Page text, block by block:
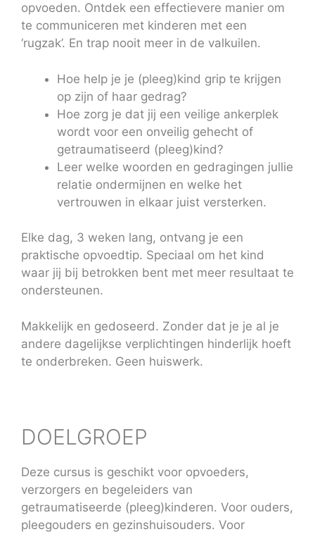
opvoeden. Ontdek een effectievere manier om
te communiceren met kinderen met een
‘rugzak’. En trap nooit meer in de valkuilen.
Hoe help je je (pleeg)kind grip te krijgen
op zijn of haar gedrag?
Hoe zorg je dat jij een veilige ankerplek
wordt voor een onveilig gehecht of
getraumatiseerd (pleeg)kind?
Leer welke woorden en gedragingen jullie
relatie ondermijnen en welke het
vertrouwen in elkaar juist versterken.
Elke dag, 3 weken lang, ontvang je een
praktische opvoedtip. Speciaal om het kind
waar jij bij betrokken bent met meer resultaat te
ondersteunen.
Makkelijk en gedoseerd. Zonder dat je je al je
andere dagelijkse verplichtingen hinderlijk hoeft
te onderbreken. Geen huiswerk.
DOELGROEP
Deze cursus is geschikt voor opvoeders,
verzorgers en begeleiders van
getraumatiseerde (pleeg)kinderen. Voor ouders,
pleegouders en gezinshuisouders. Voor